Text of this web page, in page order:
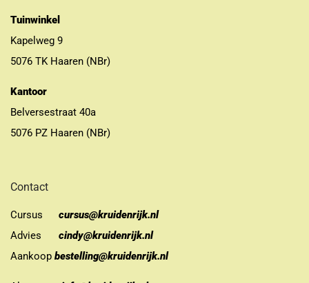
Tuinwinkel
Kapelweg 9
5076 TK Haaren (NBr)
Kantoor
Belversestraat 40a
5076 PZ Haaren (NBr)
Contact
Cursus
cursus@kruidenrijk.nl
Advies
cindy@kruidenrijk.nl
Aankoop bestelling@kruidenrijk.nl